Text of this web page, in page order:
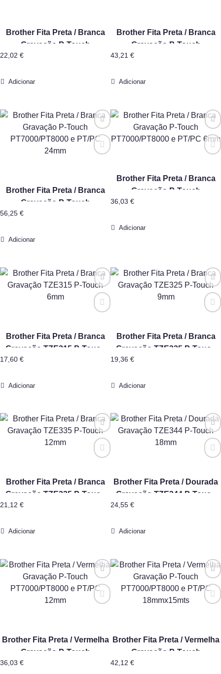
Brother Fita Preta / Branca
Gravação P-Touch
PT2000/PT3000/PT5000
22,02 €
Adicionar
Brother Fita Preta / Branca
Gravação P-Touch
PT7000/PT8000 e PT/PC
43,21 €
Adicionar
Brother Fita Preta / Branca
Gravação P-Touch
PT7000/PT8000 e PT/PC
56,25 €
Adicionar
Brother Fita Preta / Branca
Gravação P-Touch
PT7000/PT8000 e PT/PC 6mm
36,03 €
Adicionar
Brother Fita Preta / Branca
Gravação TZE315 P-Touch
17,60 €
Adicionar
Brother Fita Preta / Branca
Gravação TZE325 P-Touch
19,36 €
Adicionar
Brother Fita Preta / Branca
Gravação TZE335 P-Touch
21,12 €
Adicionar
Brother Fita Preta / Dourada
Gravação TZE344 P-Touch
24,55 €
Adicionar
Brother Fita Preta / Vermelha
Gravação P-Touch
PT7000/PT8000 e PT/PC
36,03 €
Brother Fita Preta / Vermelha
Gravação P-Touch
PT7000/PT8000 e PT/PC
42,12 €